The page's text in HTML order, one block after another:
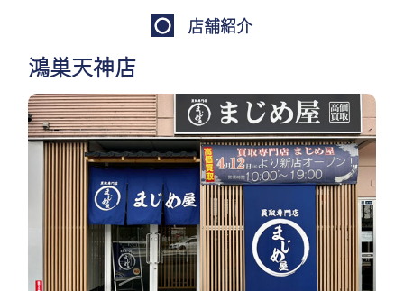
店舗紹介
鴻巣天神店